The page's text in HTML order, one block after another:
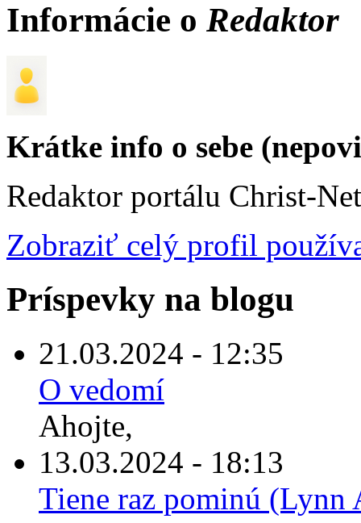
Informácie o Redaktor
Krátke info o sebe
Redaktor portálu Christ-
Zobraziť celý profil
Príspevky na blogu
21.03.2024 - 12:35
O vedomí
Ahojte,
13.03.2024 - 18:13
Tiene raz pominú (Lynn